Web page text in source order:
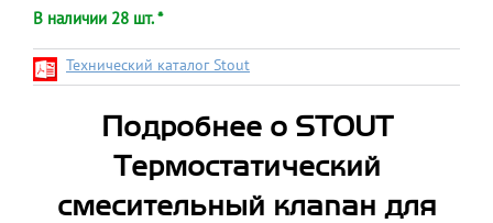
В наличии 28 шт. *
Технический каталог Stout
Подробнее о STOUT
Термостатический
смесительный клапан для